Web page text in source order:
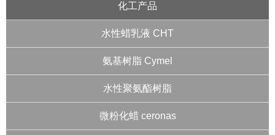
化工产品
水性蜡乳液 CHT
氨基树脂 Cymel
水性聚氨酯树脂
微粉化蜡 ceronas